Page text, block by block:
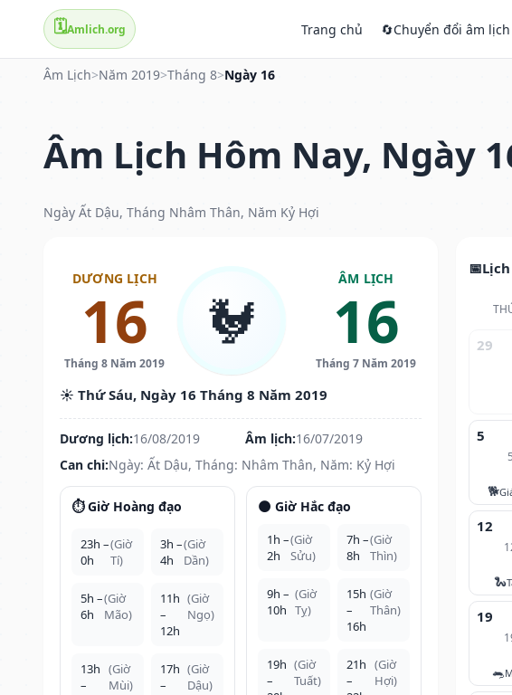
🗓️Amlich.org Trang chủ 🔄Chuyển đổi âm lịch
Âm Lịch>Năm 2019>Tháng 8>Ngày 16
Âm Lịch Hôm Nay, Ngày
Ngày Ất Dậu, Tháng Nhâm Thân, Năm Kỷ Hợi
DƯƠNG LỊCH
16
Tháng 8 Năm 2019
🐓
ÂM LỊCH
16
Tháng 7 Năm 2019
☀️ Thứ Sáu, Ngày 16 Tháng 8 Năm 2019
Dương lịch:16/08/2019 Âm lịch:16/07/2019
Can chi:Ngày: Ất Dậu, Tháng: Nhâm Thân, Năm: Kỷ Hợi
⏱️ Giờ Hoàng đạo
23h –
0h
(Giờ
Tí)
3h –
4h
(Giờ
Dần)
5h –
6h
(Giờ
Mão)
11h
–
12h
(Giờ
Ngọ)
13h
–
(Giờ
Mùi)
17h
–
(Giờ
Dậu)
🌑 Giờ Hắc đạo
1h –
2h
(Giờ
Sửu)
7h –
8h
(Giờ
Thìn)
9h –
10h
(Giờ
Tỵ)
15h
–
16h
(Giờ
Thân)
19h
–
(Giờ
Tuất)
21h
–
(Giờ
Hợi)
29
5
🐕
12
🐍
19
🐀